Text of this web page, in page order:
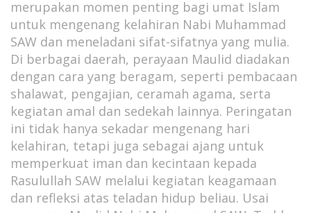
merupakan momen penting bagi umat Islam
untuk mengenang kelahiran Nabi Muhammad
SAW dan meneladani sifat-sifatnya yang mulia.
Di berbagai daerah, perayaan Maulid diadakan
dengan cara yang beragam, seperti pembacaan
shalawat, pengajian, ceramah agama, serta
kegiatan amal dan sedekah lainnya. Peringatan
ini tidak hanya sekadar mengenang hari
kelahiran, tetapi juga sebagai ajang untuk
memperkuat iman dan kecintaan kepada
Rasulullah SAW melalui kegiatan keagamaan
dan refleksi atas teladan hidup beliau. Usai